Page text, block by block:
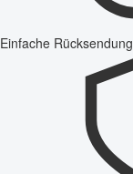
Einfache Rücksendung